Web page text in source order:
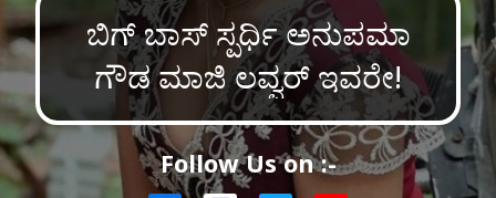
ಬಿಗ್ ಬಾಸ್ ಸ್ಪರ್ಧಿ ಅನುಪಮಾ
ಗೌಡ ಮಾಜಿ ಲವ್ವರ್ ಇವರೇ!
Follow Us on :-